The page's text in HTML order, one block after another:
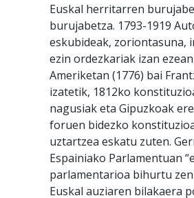
Euskal herritarren
burujabetza. 1793-1919
eskubideak, zoriontasuna,
ezin ordezkariak izan
Ameriketan (1776) bai
izatetik, 1812ko
nagusiak eta Gipuzkoak
foruen bidezko
uztartzea eskatu zuten.
Espainiako Parlamentuan
parlamentarioa bihurtu
Euskal auziaren bilakaera